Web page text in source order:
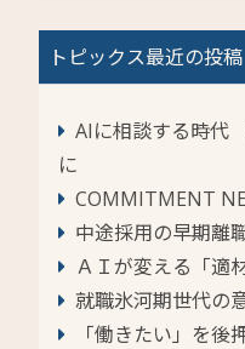
トピックス最近の投稿
AIに相談する時代
に
COMMITMENT
中途採用の早期離
ＡＩが変える「適
就職氷河期世代の
「働きたい」を後